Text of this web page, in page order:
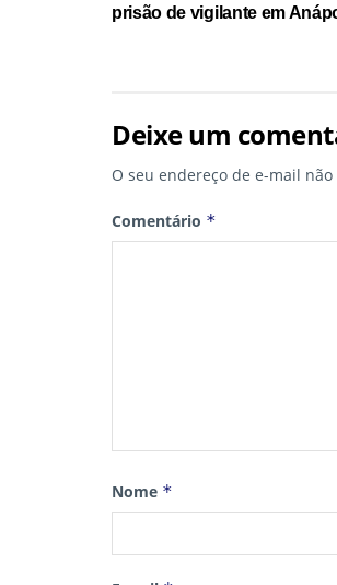
prisão de vigilante em
Deixe um
O seu endereço de e-mail
Comentário *
Nome *